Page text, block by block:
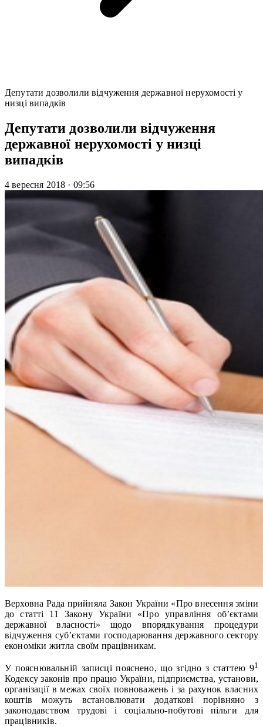
Депутати дозволили відчуження державної нерухомості у
низці випадків
Депутати дозволили відчуження
державної нерухомості у низці
випадків
4 вересня 2018 · 09:56
Верховна Рада прийняла Закон України «Про внесення зміни
до статті 11 Закону України «Про управління об’єктами
державної власності» щодо впорядкування процедури
відчуження суб’єктами господарювання державного сектору
економіки житла своїм працівникам.
У пояснювальній записці пояснено, що згідно з статтею 91
Кодексу законів про працю України, підприємства, установи,
організації в межах своїх повноважень і за рахунок власних
коштів можуть встановлювати додаткові порівняно з
законодавством трудові і соціально-побутові пільги для
працівників.